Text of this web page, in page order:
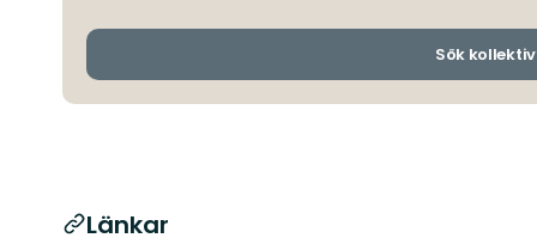
Sök
Länkar